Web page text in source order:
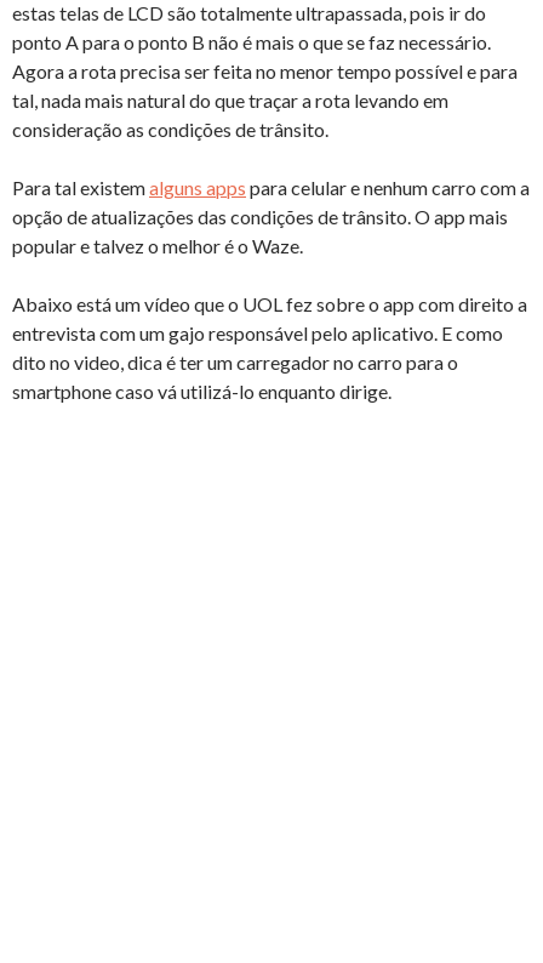
estas telas de LCD são totalmente ultrapassada, pois ir do
ponto A para o ponto B não é mais o que se faz necessário.
Agora a rota precisa ser feita no menor tempo possível e para
tal, nada mais natural do que traçar a rota levando em
consideração as condições de trânsito.
Para tal existemalguns apps para celular e nenhum carro com a
opção de atualizações das condições de trânsito. O app mais
popular e talvez o melhor é o Waze.
Abaixo está um vídeo que o UOL fez sobre o app com direito a
entrevista com um gajo responsável pelo aplicativo. E como
dito no video, dica é ter um carregador no carro para o
smartphone caso vá utilizá-lo enquanto dirige.